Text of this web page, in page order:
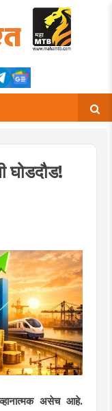
घोडदौड!
असेच आहे.